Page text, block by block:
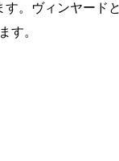
。ヴィンヤード
す。